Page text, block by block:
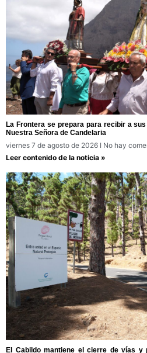
La Frontera se prepara para recibir a
Nuestra Señora de Candelaria
viernes 7 de agosto de 2026
No hay
Leer contenido de la noticia »
El Cabildo mantiene el cierre de vías